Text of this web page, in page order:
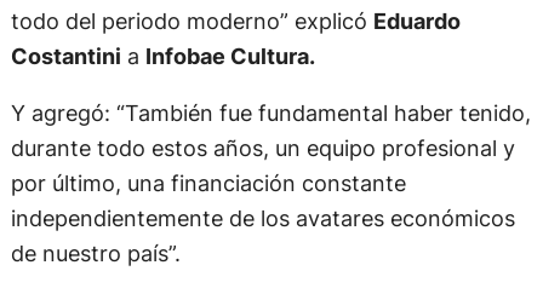
todo del periodo moderno” explicó Eduardo
Costantini a Infobae Cultura.
Y agregó: “También fue fundamental haber tenido,
durante todo estos años, un equipo profesional y
por último, una financiación constante
independientemente de los avatares económicos
de nuestro país”.